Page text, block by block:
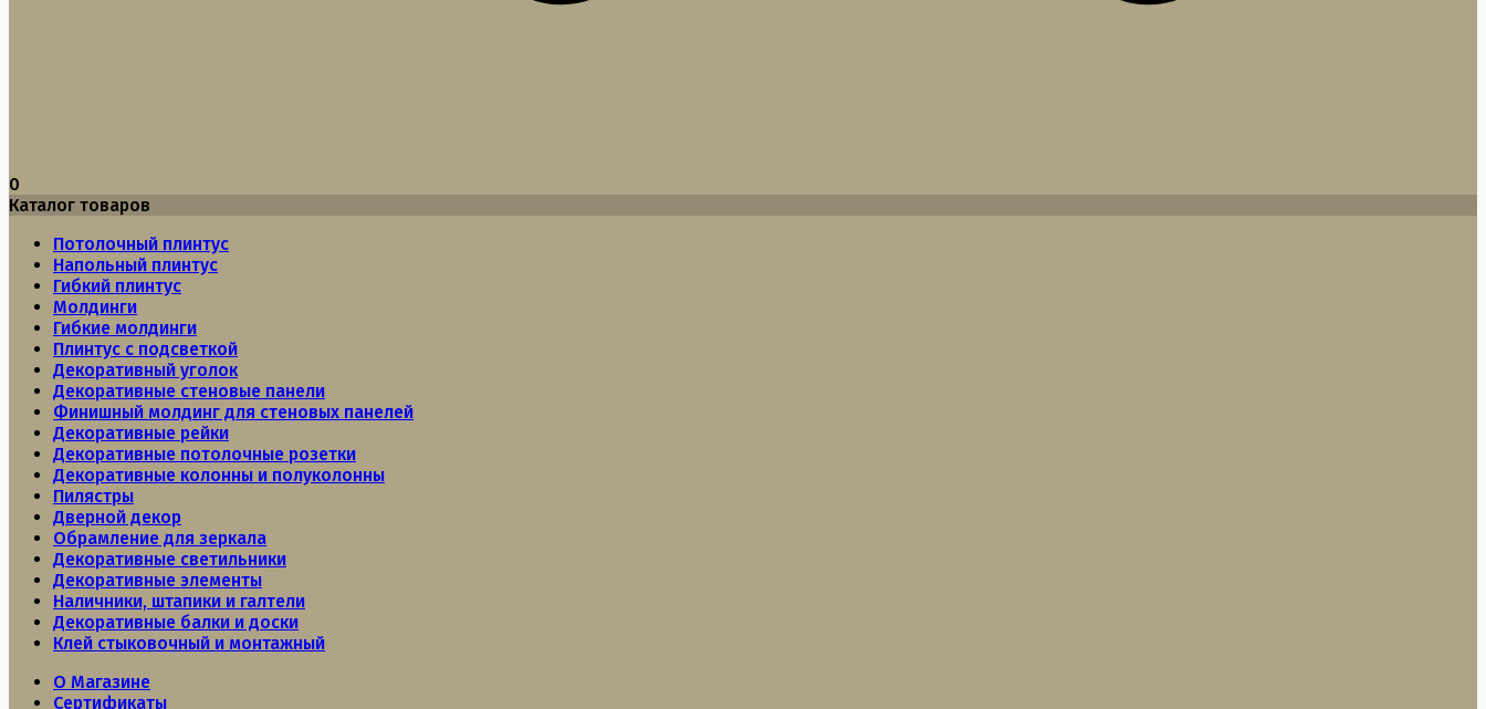
0
Каталог товаров
Потолочный плинтус
Напольный плинтус
Гибкий плинтус
Молдинги
Гибкие молдинги
Плинтус с подсветкой
Декоративный уголок
Декоративные стеновые панели
Финишный молдинг для стеновых панелей
Декоративные рейки
Декоративные потолочные розетки
Декоративные колонны и полуколонны
Пилястры
Дверной декор
Обрамление для зеркала
Декоративные светильники
Декоративные элементы
Наличники, штапики и галтели
Декоративные балки и доски
Клей стыковочный и монтажный
О Магазине
Сертификаты